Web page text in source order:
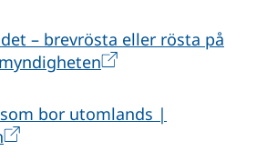
Etiopien
– brevrösta eller rösta på
bor utomlands |